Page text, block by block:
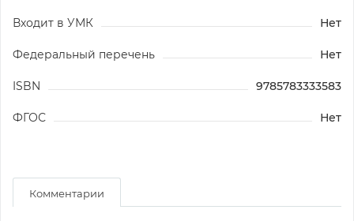
Входит в УМК Нет
Федеральный перечень Нет
ISBN 9785783333583
ФГОС Нет
Комментарии